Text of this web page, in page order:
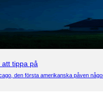
att tippa på
den första amerikanska påven